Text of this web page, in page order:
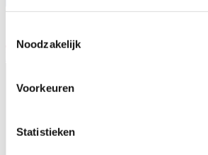
Informatie verzamelen over uw
Uw apparaat identificeren
scannen op specifieke
verwerkt en stel uw voorkeuren in het
Noodzakelijk
Voorkeuren
Statistieken